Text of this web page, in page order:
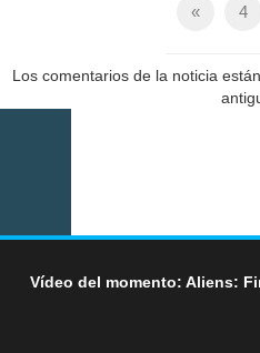
« 4
Los comentarios de la noticia
Vídeo del momento: Aliens: